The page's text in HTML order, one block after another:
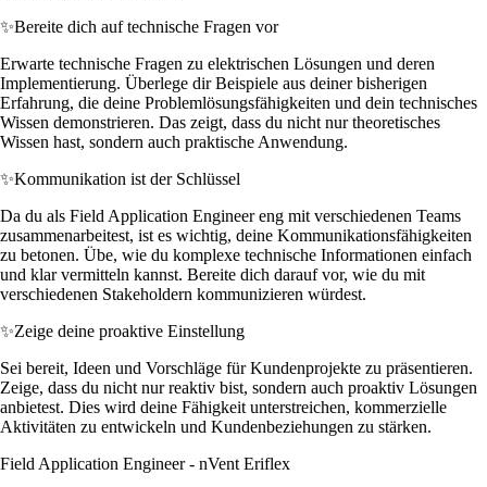
✨Bereite dich auf technische Fragen vor
Erwarte technische Fragen zu elektrischen Lösungen und deren
Implementierung. Überlege dir Beispiele aus deiner bisherigen
Erfahrung, die deine Problemlösungsfähigkeiten und dein technisches
Wissen demonstrieren. Das zeigt, dass du nicht nur theoretisches
Wissen hast, sondern auch praktische Anwendung.
✨Kommunikation ist der Schlüssel
Da du als Field Application Engineer eng mit verschiedenen Teams
zusammenarbeitest, ist es wichtig, deine Kommunikationsfähigkeiten
zu betonen. Übe, wie du komplexe technische Informationen einfach
und klar vermitteln kannst. Bereite dich darauf vor, wie du mit
verschiedenen Stakeholdern kommunizieren würdest.
✨Zeige deine proaktive Einstellung
Sei bereit, Ideen und Vorschläge für Kundenprojekte zu präsentieren.
Zeige, dass du nicht nur reaktiv bist, sondern auch proaktiv Lösungen
anbietest. Dies wird deine Fähigkeit unterstreichen, kommerzielle
Aktivitäten zu entwickeln und Kundenbeziehungen zu stärken.
Field Application Engineer - nVent Eriflex